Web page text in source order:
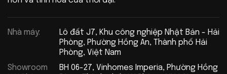
Nhà máy:
Lô đất J7, Khu công nghiệp Nhật Bản - Hải
Phòng, Phường Hồng An, Thành phố Hải
Phòng, Việt Nam
Showroom
BH 06-27, Vinhomes Imperia, Phường Hồng